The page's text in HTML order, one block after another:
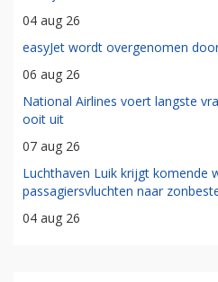
04 aug 26
easyJet wordt overgenomen
06 aug 26
National Airlines voert langste
ooit uit
07 aug 26
Luchthaven Luik krijgt komende
passagiersvluchten naar
04 aug 26